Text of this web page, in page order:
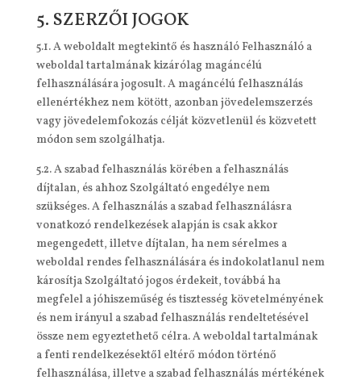
5. SZERZŐI JOGOK
5.1. A weboldalt megtekintő és használó Felhasználó a
weboldal tartalmának kizárólag magáncélú
felhasználására jogosult. A magáncélú felhasználás
ellenértékhez nem kötött, azonban jövedelemszerzés
vagy jövedelemfokozás célját közvetlenül és közvetett
módon sem szolgálhatja.
5.2. A szabad felhasználás körében a felhasználás
díjtalan, és ahhoz Szolgáltató engedélye nem
szükséges. A felhasználás a szabad felhasználásra
vonatkozó rendelkezések alapján is csak akkor
megengedett, illetve díjtalan, ha nem sérelmes a
weboldal rendes felhasználására és indokolatlanul nem
károsítja Szolgáltató jogos érdekeit, továbbá ha
megfelel a jóhiszeműség és tisztesség követelményének
és nem irányul a szabad felhasználás rendeltetésével
össze nem egyeztethető célra. A weboldal tartalmának
a fenti rendelkezésektől eltérő módon történő
felhasználása, illetve a szabad felhasználás mértékének